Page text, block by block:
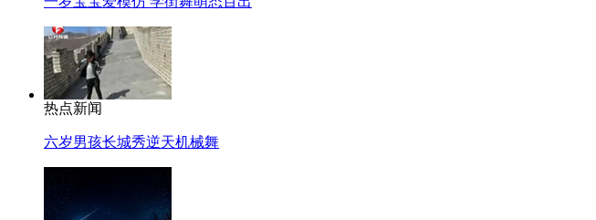
热点新闻
六岁男孩长城秀逆天机械舞